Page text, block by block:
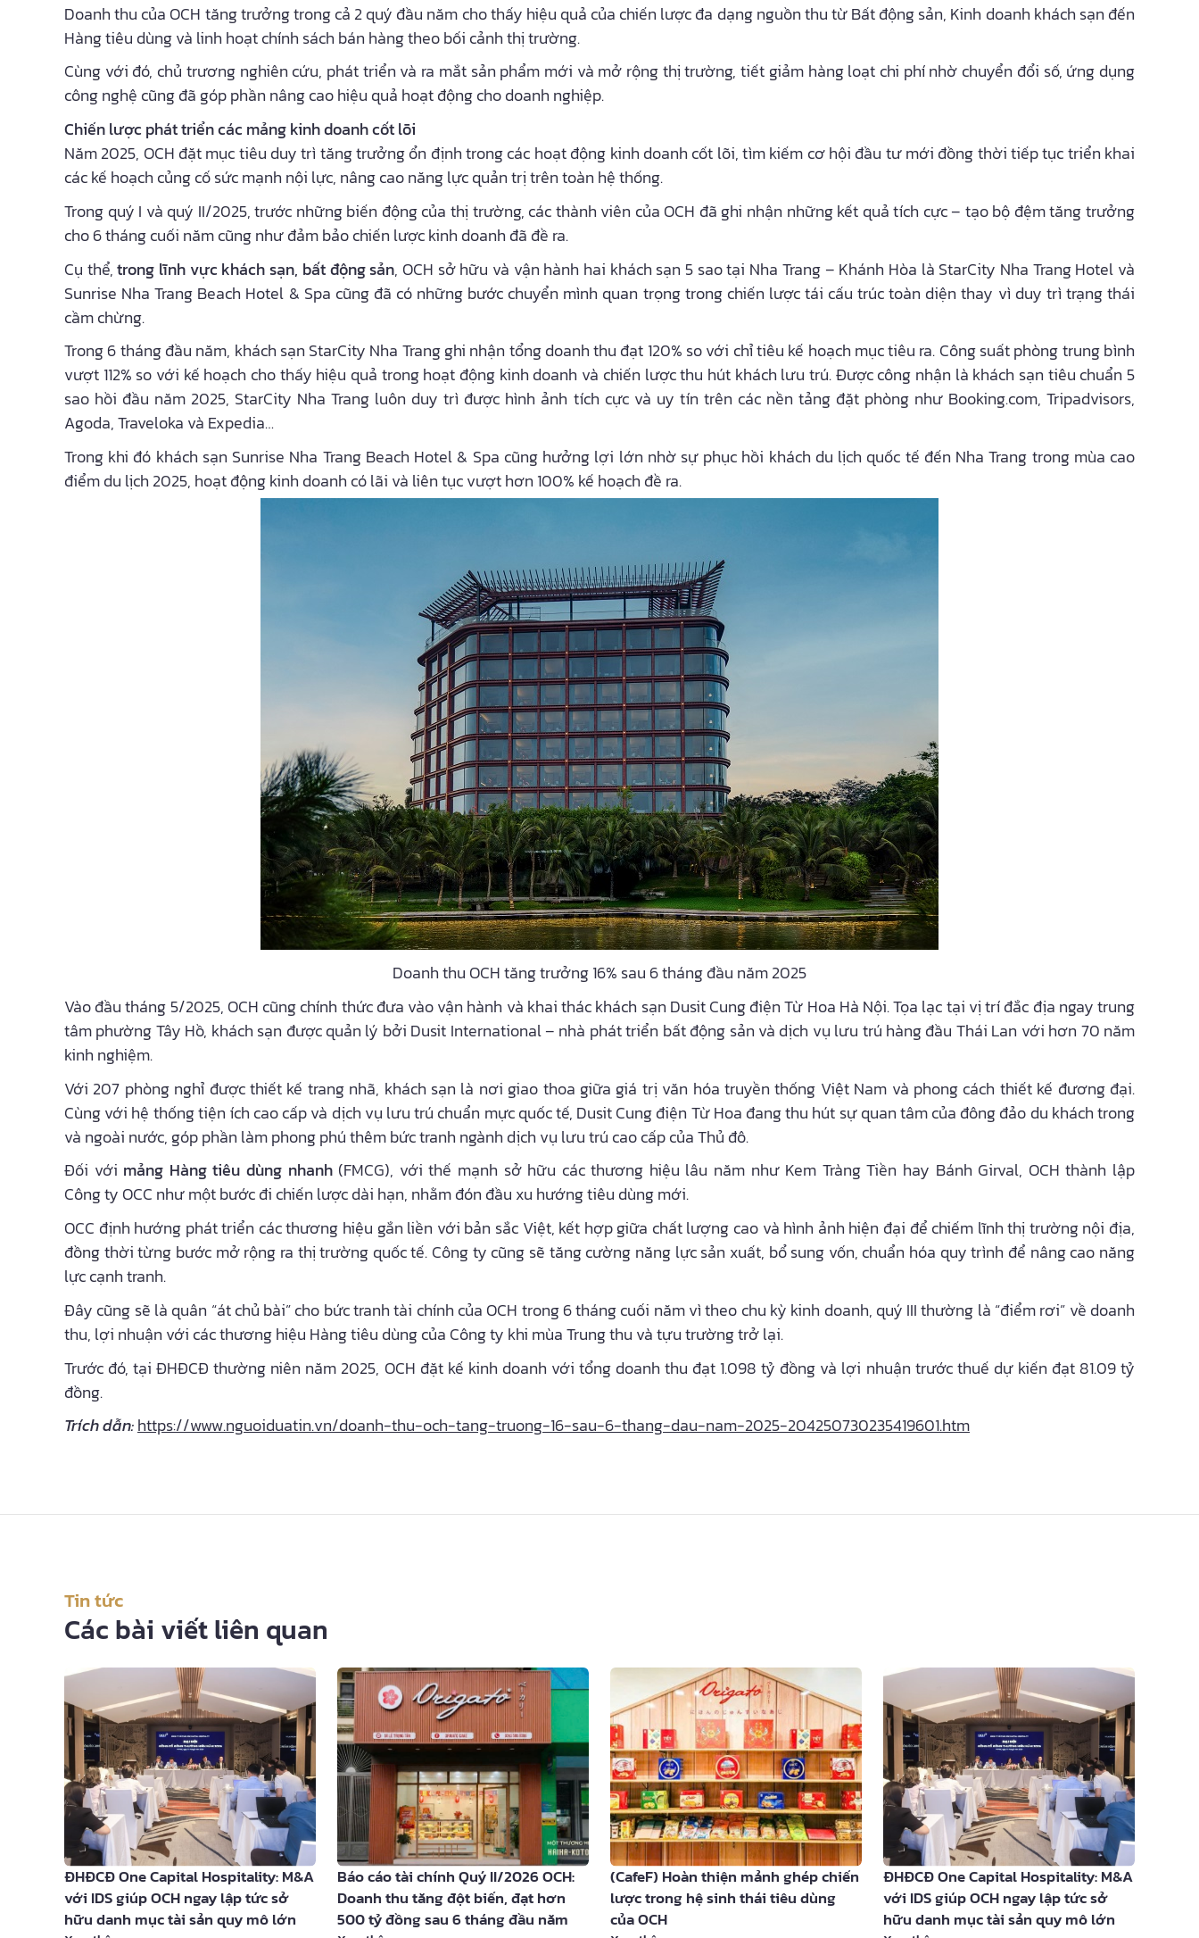
Doanh thu của OCH tăng trưởng trong cả 2 quý đầu năm cho thấy hiệu quả của chiến lược đa dạng nguồn thu từ Bất động sản, Kinh doanh khách sạn đến
Hàng tiêu dùng và linh hoạt chính sách bán hàng theo bối cảnh thị trường.
Cùng với đó, chủ trương nghiên cứu, phát triển và ra mắt sản phẩm mới và mở rộng thị trường, tiết giảm hàng loạt chi phí nhờ chuyển đổi số, ứng dụng
công nghệ cũng đã góp phần nâng cao hiệu quả hoạt động cho doanh nghiệp.
Chiến lược phát triển các mảng kinh doanh cốt lõi
Năm 2025, OCH đặt mục tiêu duy trì tăng trưởng ổn định trong các hoạt động kinh doanh cốt lõi, tìm kiếm cơ hội đầu tư mới đồng thời tiếp tục triển khai
các kế hoạch củng cố sức mạnh nội lực, nâng cao năng lực quản trị trên toàn hệ thống.
Trong quý I và quý II/2025, trước những biến động của thị trường, các thành viên của OCH đã ghi nhận những kết quả tích cực – tạo bộ đệm tăng trưởng
cho 6 tháng cuối năm cũng như đảm bảo chiến lược kinh doanh đã đề ra.
Cụ thể,trong lĩnh vực khách sạn, bất động sản, OCH sở hữu và vận hành hai khách sạn 5 sao tại Nha Trang – Khánh Hòa là StarCity Nha Trang Hotel và
Sunrise Nha Trang Beach Hotel & Spa cũng đã có những bước chuyển mình quan trọng trong chiến lược tái cấu trúc toàn diện thay vì duy trì trạng thái
cầm chừng.
Trong 6 tháng đầu năm, khách sạn StarCity Nha Trang ghi nhận tổng doanh thu đạt 120% so với chỉ tiêu kế hoạch mục tiêu ra. Công suất phòng trung bình
vượt 112% so với kế hoạch cho thấy hiệu quả trong hoạt động kinh doanh và chiến lược thu hút khách lưu trú. Được công nhận là khách sạn tiêu chuẩn 5
sao hồi đầu năm 2025, StarCity Nha Trang luôn duy trì được hình ảnh tích cực và uy tín trên các nền tảng đặt phòng như Booking.com, Tripadvisors,
Agoda, Traveloka và Expedia…
Trong khi đó khách sạn Sunrise Nha Trang Beach Hotel & Spa cũng hưởng lợi lớn nhờ sự phục hồi khách du lịch quốc tế đến Nha Trang trong mùa cao
điểm du lịch 2025, hoạt động kinh doanh có lãi và liên tục vượt hơn 100% kế hoạch đề ra.
Doanh thu OCH tăng trưởng 16% sau 6 tháng đầu năm 2025
Vào đầu tháng 5/2025, OCH cũng chính thức đưa vào vận hành và khai thác khách sạn Dusit Cung điện Từ Hoa Hà Nội. Tọa lạc tại vị trí đắc địa ngay trung
tâm phường Tây Hồ, khách sạn được quản lý bởi Dusit International – nhà phát triển bất động sản và dịch vụ lưu trú hàng đầu Thái Lan với hơn 70 năm
kinh nghiệm.
Với 207 phòng nghỉ được thiết kế trang nhã, khách sạn là nơi giao thoa giữa giá trị văn hóa truyền thống Việt Nam và phong cách thiết kế đương đại.
Cùng với hệ thống tiện ích cao cấp và dịch vụ lưu trú chuẩn mực quốc tế, Dusit Cung điện Từ Hoa đang thu hút sự quan tâm của đông đảo du khách trong
và ngoài nước, góp phần làm phong phú thêm bức tranh ngành dịch vụ lưu trú cao cấp của Thủ đô.
Đối với mảng Hàng tiêu dùng nhanh (FMCG), với thế mạnh sở hữu các thương hiệu lâu năm như Kem Tràng Tiền hay Bánh Girval, OCH thành lập
Công ty OCC như một bước đi chiến lược dài hạn, nhằm đón đầu xu hướng tiêu dùng mới.
OCC định hướng phát triển các thương hiệu gắn liền với bản sắc Việt, kết hợp giữa chất lượng cao và hình ảnh hiện đại để chiếm lĩnh thị trường nội địa,
đồng thời từng bước mở rộng ra thị trường quốc tế. Công ty cũng sẽ tăng cường năng lực sản xuất, bổ sung vốn, chuẩn hóa quy trình để nâng cao năng
lực cạnh tranh.
Đây cũng sẽ là quân “át chủ bài” cho bức tranh tài chính của OCH trong 6 tháng cuối năm vì theo chu kỳ kinh doanh, quý III thường là “điểm rơi” về doanh
thu, lợi nhuận với các thương hiệu Hàng tiêu dùng của Công ty khi mùa Trung thu và tựu trường trở lại.
Trước đó, tại ĐHĐCĐ thường niên năm 2025, OCH đặt kế kinh doanh với tổng doanh thu đạt 1.098 tỷ đồng và lợi nhuận trước thuế dự kiến đạt 81.09 tỷ
đồng.
Trích dẫn:https://www.nguoiduatin.vn/doanh-thu-och-tang-truong-16-sau-6-thang-dau-nam-2025-204250730235419601.htm
Tin tức
Các bài viết liên quan
ĐHĐCĐ One Capital Hospitality: M&A
với IDS giúp OCH ngay lập tức sở
hữu danh mục tài sản quy mô lớn
Báo cáo tài chính Quý II/2026 OCH:
Doanh thu tăng đột biến, đạt hơn
500 tỷ đồng sau 6 tháng đầu năm
(CafeF) Hoàn thiện mảnh ghép chiến
lược trong hệ sinh thái tiêu dùng
của OCH
ĐHĐCĐ One Capital Hospitality: M&A
với IDS giúp OCH ngay lập tức sở
hữu danh mục tài sản quy mô lớn